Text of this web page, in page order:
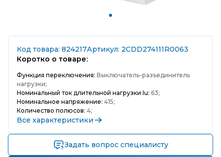
Код товара: 824217Артикул: 2CDD274111R0063
Коротко о товаре:
Функция переключения: Выключатель-разъединитель
нагрузки;
Номинальный ток длительной нагрузки Iu: 63;
Номинальное напряжение: 415;
Количество полюсов: 4;
Все характеристики
Задать вопрос специалисту